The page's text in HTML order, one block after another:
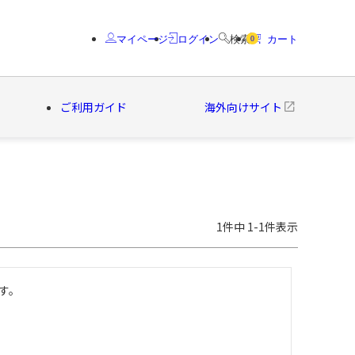
マイページ ログイン 検索 0 カート
ご利用ガイド 海外向けサイト
1件中 1-1件表示